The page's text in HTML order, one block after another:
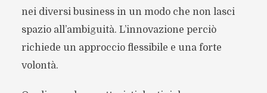
nei diversi business in un modo che non lasci
spazio all’ambiguità. L’innovazione perciò
richiede un approccio flessibile e una forte
volontà.